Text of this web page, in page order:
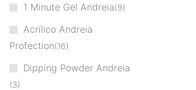
1 Minute Gel Andreia 9
Acrílico Andreia
Profection 16
Dipping Powder Andreia
3